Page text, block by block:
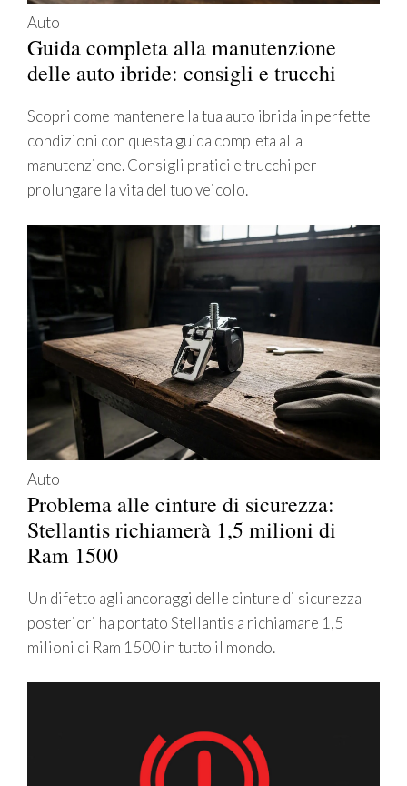
Auto
Guida completa alla manutenzione
delle auto ibride: consigli e trucchi
Scopri come mantenere la tua auto ibrida in perfette
condizioni con questa guida completa alla
manutenzione. Consigli pratici e trucchi per
prolungare la vita del tuo veicolo.
Auto
Problema alle cinture di sicurezza:
Stellantis richiamerà 1,5 milioni di
Ram 1500
Un difetto agli ancoraggi delle cinture di sicurezza
posteriori ha portato Stellantis a richiamare 1,5
milioni di Ram 1500 in tutto il mondo.